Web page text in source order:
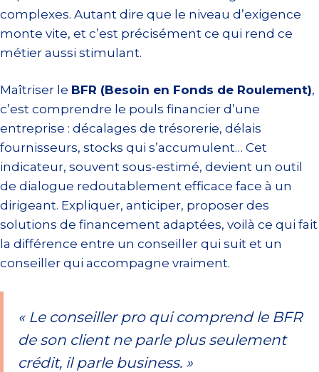
complexes. Autant dire que le niveau d’exigence
monte vite, et c’est précisément ce qui rend ce
métier aussi stimulant.
Maîtriser le BFR (Besoin en Fonds de Roulement),
c’est comprendre le pouls financier d’une
entreprise : décalages de trésorerie, délais
fournisseurs, stocks qui s’accumulent… Cet
indicateur, souvent sous-estimé, devient un outil
de dialogue redoutablement efficace face à un
dirigeant. Expliquer, anticiper, proposer des
solutions de financement adaptées, voilà ce qui fait
la différence entre un conseiller qui suit et un
conseiller qui accompagne vraiment.
« Le conseiller pro qui comprend le BFR
de son client ne parle plus seulement
crédit, il parle business. »